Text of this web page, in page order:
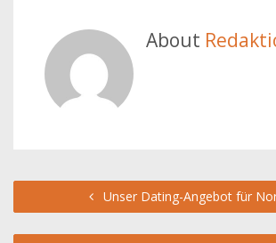
About
Unser Dating-Angebot für